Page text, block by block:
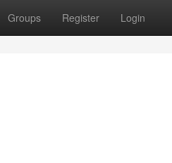
Groups Register Login